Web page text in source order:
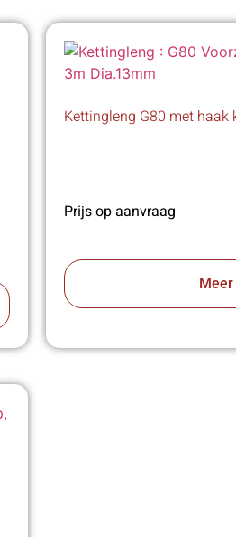
Kettingleng G80 met
Prijs op aanvraag